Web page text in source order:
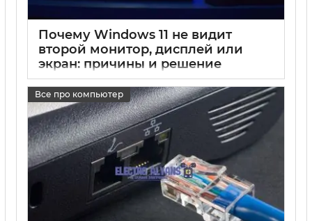
Почему Windows 11 не видит
второй монитор, дисплей или
экран: причины и решение
проблем с компьютером и
ноутбуком
17 05 2025 0
Все про компьютер